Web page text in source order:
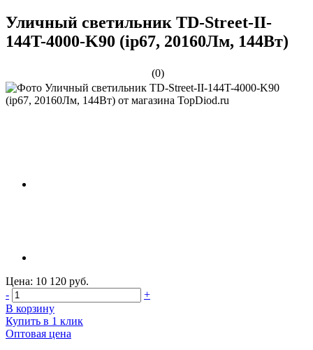
Уличный светильник TD-Street-II-
144T-4000-K90 (ip67, 20160Лм, 144Вт)
(0)
Цена: 10 120 руб.
-
+
В корзину
Купить в 1 клик
Оптовая цена